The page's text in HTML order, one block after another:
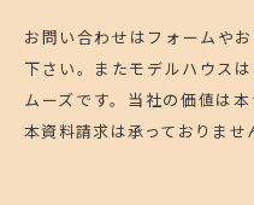
お問い合わせはフォームや
下さい。 またモデルハウス
ムーズです。 当社の価値は
本資料請求は承っておりませ